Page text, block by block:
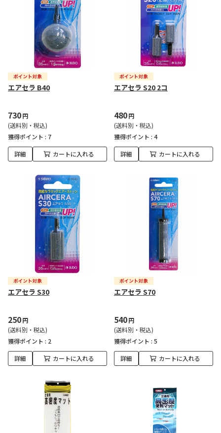
エアセラ B40
730円
(送料別・税込)
獲得ポイント : 7
詳細 カートに入れる
エアセラ S20 2コ
480円
(送料別・税込)
獲得ポイント : 4
詳細 カートに入れる
エアセラ S30
250円
(送料別・税込)
獲得ポイント : 2
詳細 カートに入れる
エアセラ S70
540円
(送料別・税込)
獲得ポイント : 5
詳細 カートに入れる